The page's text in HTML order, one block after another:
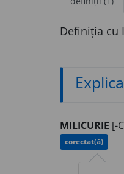
Definiția cu
MILICURIE [-
corectat(ă)